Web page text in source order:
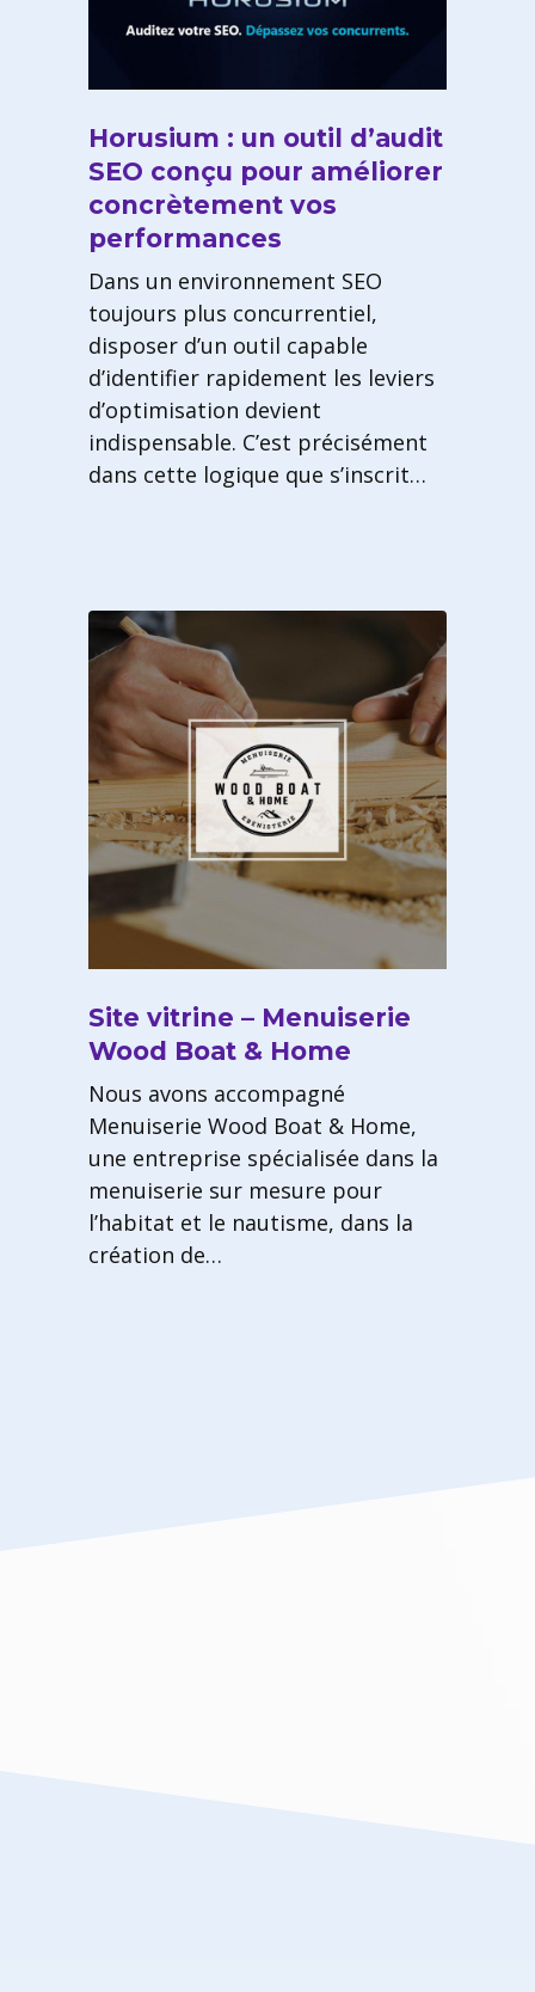
Horusium : un outil d’audit
SEO conçu pour améliorer
concrètement vos
performances
Dans un environnement SEO
toujours plus concurrentiel,
disposer d’un outil capable
d’identifier rapidement les leviers
d’optimisation devient
indispensable. C’est précisément
dans cette logique que s’inscrit…
Site vitrine – Menuiserie
Wood Boat & Home
Nous avons accompagné
Menuiserie Wood Boat & Home,
une entreprise spécialisée dans la
menuiserie sur mesure pour
l’habitat et le nautisme, dans la
création de…